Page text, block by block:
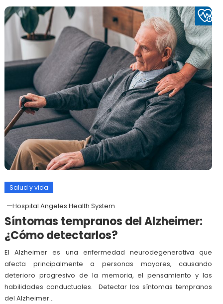
Salud y vida
Hospital Angeles Health System
Síntomas tempranos del Alzheimer:
¿Cómo detectarlos?
El Alzheimer es una enfermedad neurodegenerativa que
afecta principalmente a personas mayores, causando
deterioro progresivo de la memoria, el pensamiento y las
habilidades conductuales. Detectar los síntomas tempranos
del Alzheimer…